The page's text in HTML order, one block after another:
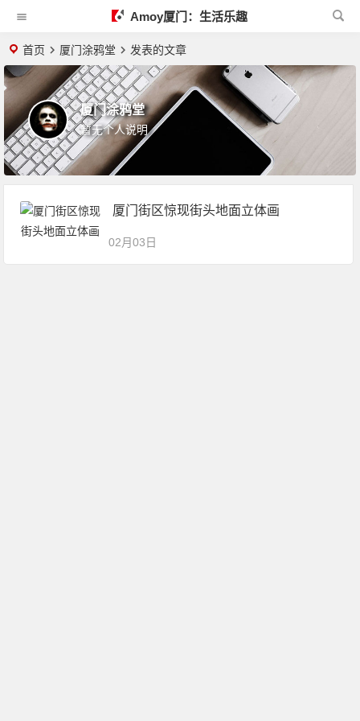
Amoy厦门：生活乐趣
首页 厦门涂鸦堂 发表的文章
厦门涂鸦堂
暂无个人说明
厦门街区惊现街头地面立体画
02月03日